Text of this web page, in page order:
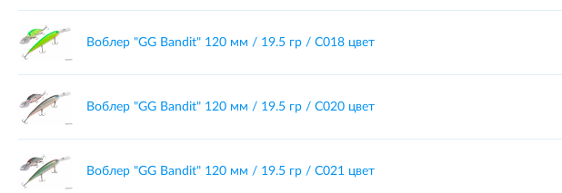
Воблер "GG Bandit" 120 мм / 19.5 гр / C018 цвет
Воблер "GG Bandit" 120 мм / 19.5 гр / C020 цвет
Воблер "GG Bandit" 120 мм / 19.5 гр / C021 цвет